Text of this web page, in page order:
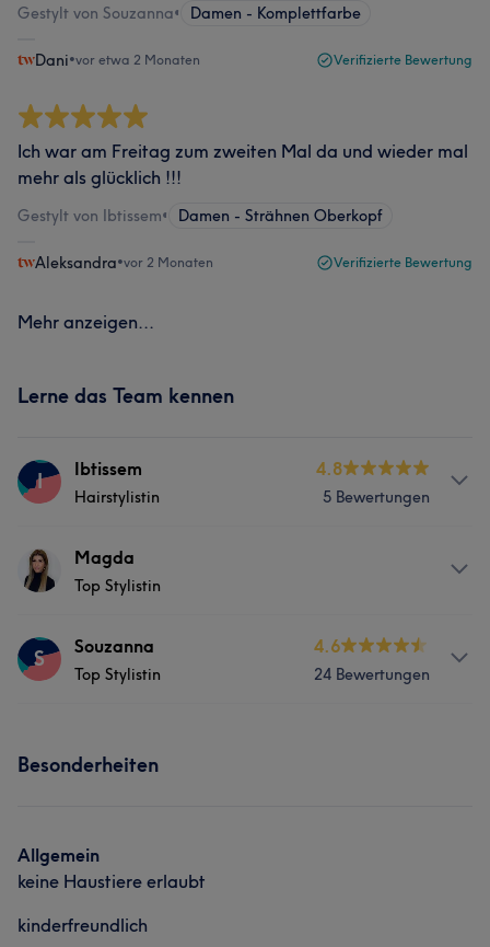
Gestylt von Souzanna• Damen - Komplettfarbe
Dani•vor etwa 2 Monaten Verifizierte Bewertung
Ich war am Freitag zum zweiten Mal da und wieder mal
mehr als glücklich !!!
Gestylt von Ibtissem• Damen - Strähnen Oberkopf
Aleksandra•vor 2 Monaten Verifizierte Bewertung
Mehr anzeigen...
Lerne das Team kennen
I Ibtissem
Hairstylistin
4.8
5 Bewertungen
ServicesMagda
Top Stylistin
Services
Portfolio
S Souzanna
Top Stylistin
4.6
24 Bewertungen
Besonderheiten
Allgemein
keine Haustiere erlaubt
kinderfreundlich